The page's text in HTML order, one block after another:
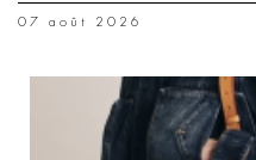
07 août 2026